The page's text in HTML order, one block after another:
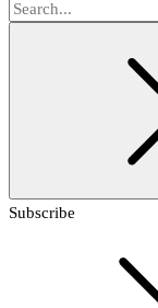
검
Subscribe